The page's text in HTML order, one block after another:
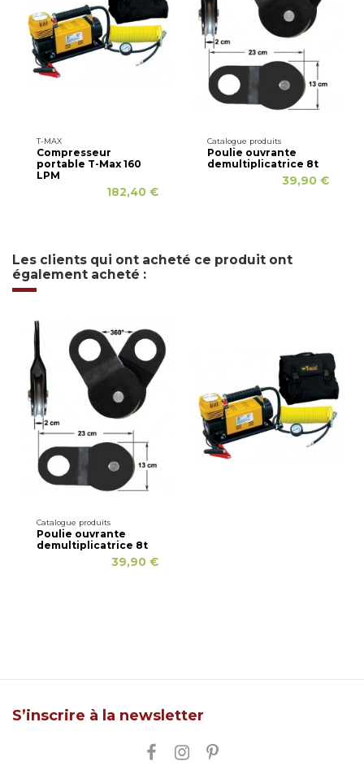
T-MAX
Compresseur
portable T-Max 160
LPM
182,40 €
Catalogue produits
Poulie ouvrante
demultiplicatrice 8t
39,90 €
Les clients qui ont acheté ce produit ont
également acheté :
Catalogue produits
Poulie ouvrante
demultiplicatrice 8t
39,90 €
S’inscrire à la newsletter